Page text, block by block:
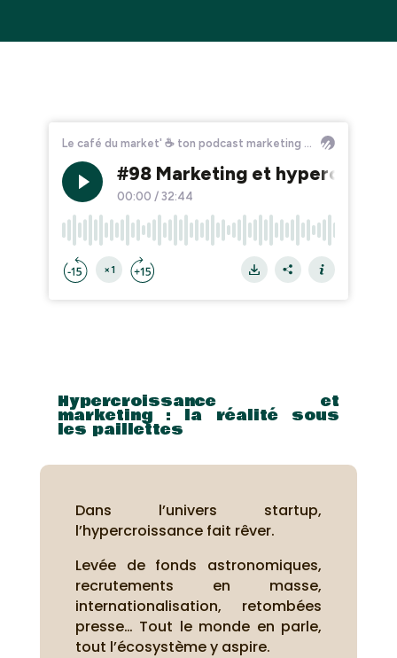
Hypercroissance et
marketing : la réalité sous
les paillettes
Dans l’univers startup,
l’hypercroissance fait rêver.
Levée de fonds astronomiques,
recrutements en masse,
internationalisation, retombées
presse… Tout le monde en parle,
tout l’écosystème y aspire.